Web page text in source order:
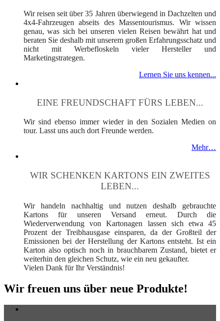
Wir reisen seit über 35 Jahren überwiegend in Dachzelten und
4x4-Fahrzeugen abseits des Massentourismus. Wir wissen
genau, was sich bei unseren vielen Reisen bewährt hat und
beraten Sie deshalb mit unserem großen Erfahrungsschatz und
nicht mit Werbefloskeln vieler Hersteller und
Marketingstrategen.
Lernen Sie uns kennen...
EINE FREUNDSCHAFT FÜRS LEBEN...
Wir sind ebenso immer wieder in den Sozialen Medien on
tour. Lasst uns auch dort Freunde werden.
Mehr…
WIR SCHENKEN KARTONS EIN ZWEITES
LEBEN...
Wir handeln nachhaltig und nutzen deshalb gebrauchte
Kartons für unseren Versand erneut. Durch die
Wiederverwendung von Kartonagen lassen sich etwa 45
Prozent der Treibhausgase einsparen, da der Großteil der
Emissionen bei der Herstellung der Kartons entsteht. Ist ein
Karton also optisch noch in brauchbarem Zustand, bietet er
weiterhin den gleichen Schutz, wie ein neu gekaufter.
Vielen Dank für Ihr Verständnis!
Wir freuen uns über neue Produkte!